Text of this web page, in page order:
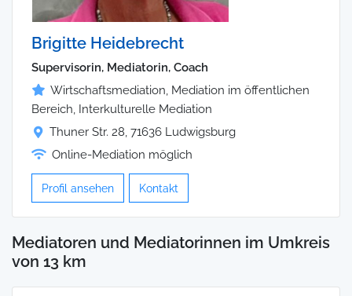
Brigitte Heidebrecht
Supervisorin, Mediatorin, Coach
Wirtschaftsmediation, Mediation im öffentlichen
Bereich, Interkulturelle Mediation
Thuner Str. 28, 71636 Ludwigsburg
Online-Mediation möglich
Profil ansehen Kontakt
Mediatoren und Mediatorinnen im Umkreis
von 13 km